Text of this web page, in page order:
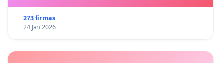
273 firmas
24 Jan 2026